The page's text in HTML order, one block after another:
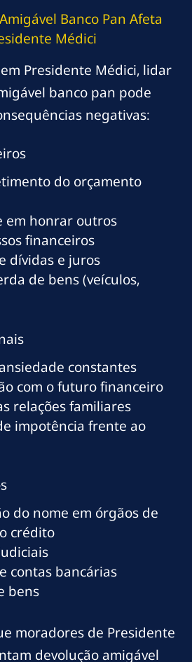
Banco Pan Afeta
Médici
Presidente Médici, lidar
banco pan pode
negativas:
do orçamento
em honrar outros
financeiros
dívidas e juros
de bens (veículos,
constantes
com o futuro financeiro
relações familiares
impotência frente ao
do nome em órgãos de
crédito
contas bancárias
bens
moradores de Presidente
devolução amigável